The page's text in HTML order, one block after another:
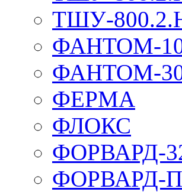
ТШУ-
ФАНТОМ-
ФАНТОМ-
ФЕРМА
ФЛОКС
ФОРВАРД-
ФОРВАРД-